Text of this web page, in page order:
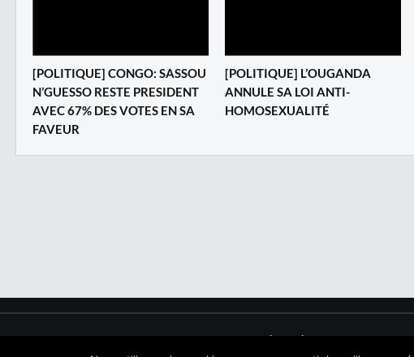
[POLITIQUE] CONGO: SASSOU
N’GUESSO RESTE PRESIDENT
AVEC 67% DES VOTES EN SA
FAVEUR
[POLITIQUE] L’OUGANDA
ANNULE SA LOI ANTI-
HOMOSEXUALITÉ